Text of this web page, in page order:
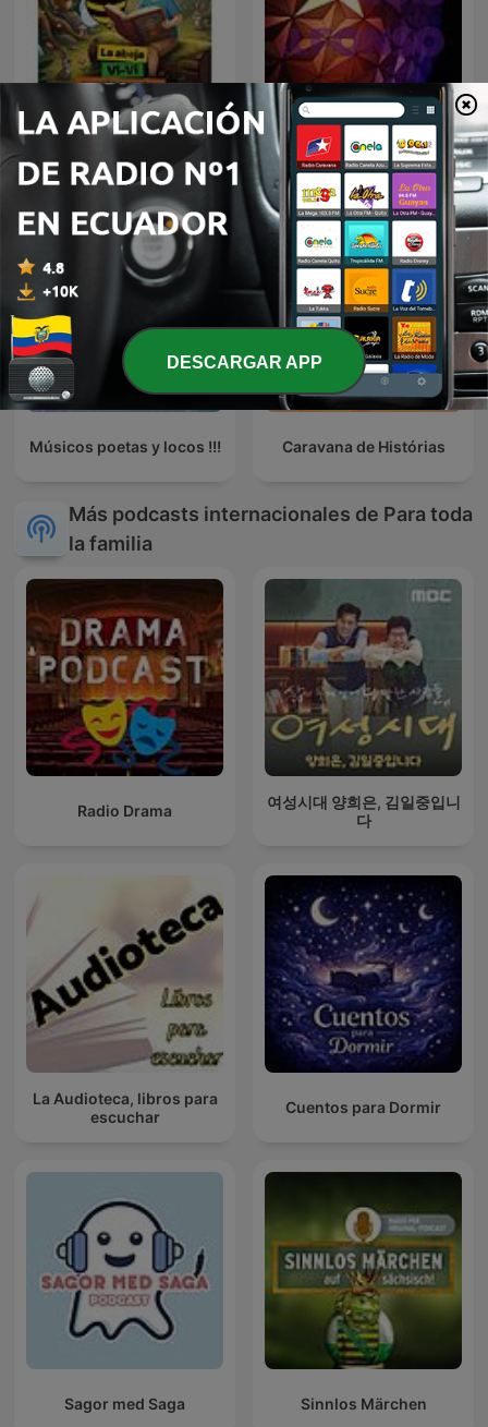
La abeja Vi-Vi
cuentacuentos
LUIS ALFONSO
Músicos poetas y locos !!! Caravana de Histórias
Más podcasts internacionales de Para toda
la familia
Radio Drama
여성시대 양희은, 김일중입니
다
La Audioteca, libros para
escuchar
Cuentos para Dormir
Sagor med Saga Sinnlos Märchen
DESCARGAR APP